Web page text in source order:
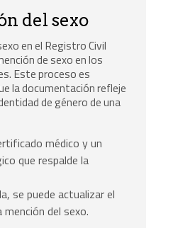
del sexo
en el Registro Civil
de sexo en los
Este proceso es
la documentación refleje
de género de una
médico y un
que respalde la
se puede actualizar el
del sexo.